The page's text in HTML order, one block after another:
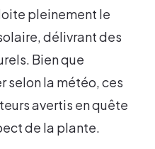
pleinement le
délivrant des
Bien que
selon la météo, ces
avertis en quête
de la plante.